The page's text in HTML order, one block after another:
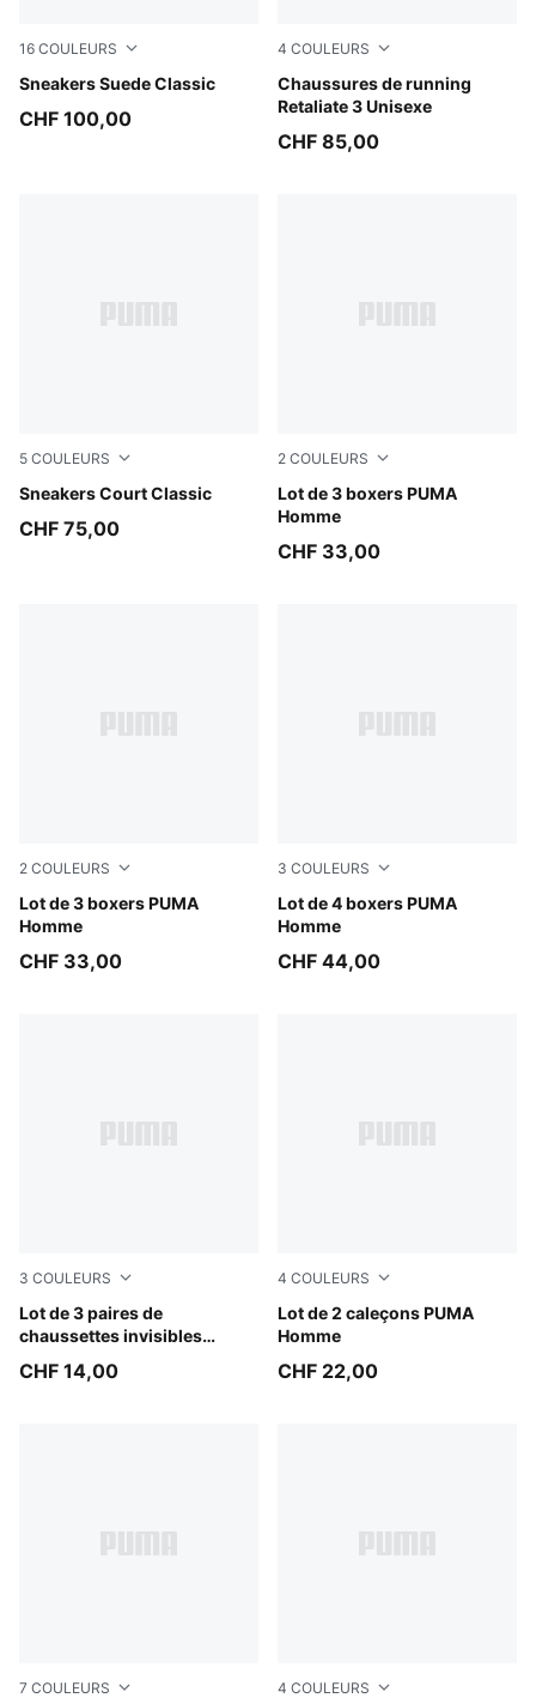
16 COULEURS
Sneakers Suede Classic
Mountain Blue-PUMA White
CHF 100,00
4 COULEURS
Chaussures de running
Retaliate 3 Unisexe
Puma Black
CHF 85,00
5 COULEURS
Sneakers Court Classic
PUMA White-PUMA Gold
CHF 75,00
2 COULEURS
Lot de 3 boxers PUMA
Homme
grey combo
CHF 33,00
2 COULEURS
Lot de 3 boxers PUMA
Homme
Forest
CHF 33,00
3 COULEURS
Lot de 4 boxers PUMA
Homme
black / grey
CHF 44,00
3 COULEURS
Lot de 3 paires de
chaussettes invisibles
black
CHF 14,00
4 COULEURS
Lot de 2 caleçons PUMA
Homme
DENIM
CHF 22,00
7 COULEURS 4 COULEURS